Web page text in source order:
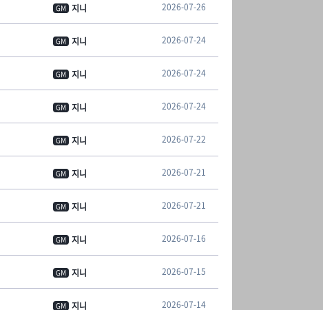
GM 지니 2026-07-26
GM 지니 2026-07-24
GM 지니 2026-07-24
GM 지니 2026-07-24
GM 지니 2026-07-22
GM 지니 2026-07-21
GM 지니 2026-07-21
GM 지니 2026-07-16
GM 지니 2026-07-15
GM 지니 2026-07-14